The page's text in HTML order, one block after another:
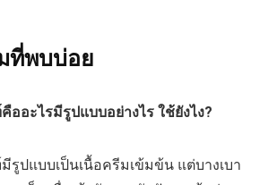
ที่พบบ่อย
อะไรมีรูปแบบอย่างไร ใช้ยังไง?
ปแบบเป็นเนื้อครีมเข้มข้น แต่บางเบา